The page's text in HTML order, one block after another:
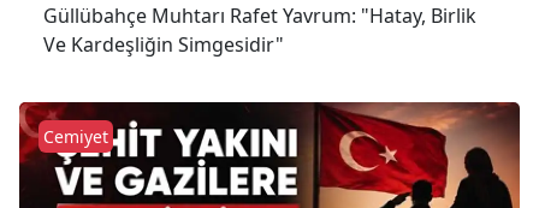
Güllübahçe Muhtarı Rafet Yavrum: "Hatay, Birlik
Ve Kardeşliğin Simgesidir"
Cemiyet